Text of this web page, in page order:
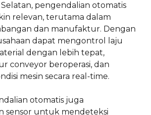
pengendalian otomatis
relevan, terutama dalam
dan manufaktur. Dengan
dapat mengontrol laju
dengan lebih tepat,
conveyor beroperasi, dan
mesin secara real-time.
otomatis juga
sensor untuk mendeteksi